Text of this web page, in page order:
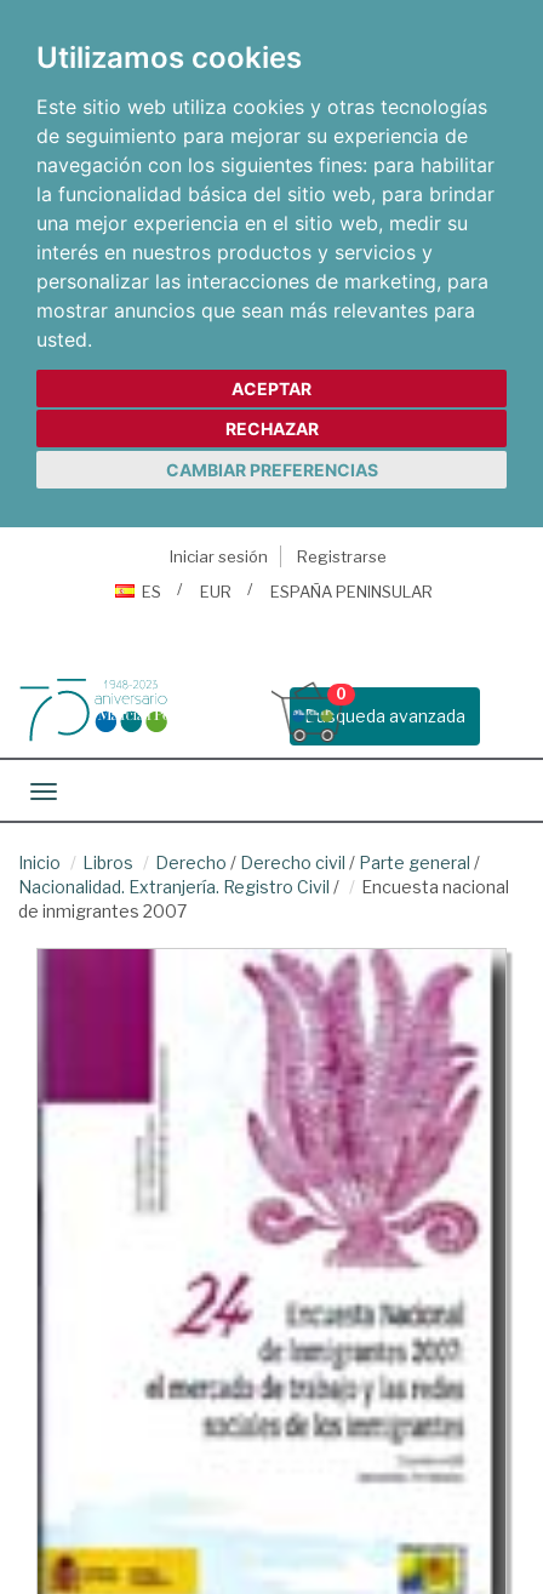
Utilizamos cookies
Este sitio web utiliza cookies y otras tecnologías
de seguimiento para mejorar su experiencia de
navegación con los siguientes fines: para habilitar
la funcionalidad básica del sitio web, para brindar
una mejor experiencia en el sitio web, medir su
interés en nuestros productos y servicios y
personalizar las interacciones de marketing, para
mostrar anuncios que sean más relevantes para
usted.
ACEPTAR
RECHAZAR
CAMBIAR PREFERENCIAS
Iniciar sesión
Registrarse
ES
EUR ESPAÑA PENINSULAR
Busqueda avanzada
0
Toggle navigation
Inicio Libros Derecho / Derecho civil / Parte general /
Nacionalidad. Extranjería. Registro Civil /
Encuesta nacional
de inmigrantes 2007